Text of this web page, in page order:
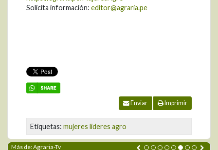
Solicita información: editor@agraria.pe
Enviar Imprimir
Etiquetas: mujeres lideres agro
Más de: Agraria-Tv